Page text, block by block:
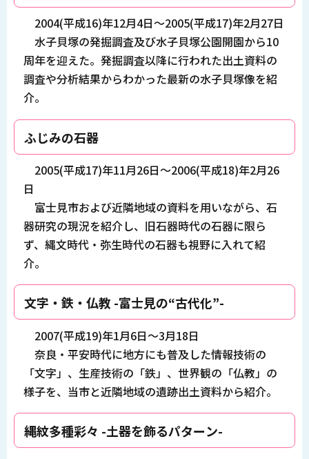
2004(平成16)年12月4日～2005(平成17)年2月27日
水子貝塚の発掘調査及び水子貝塚公園開園から10
周年を迎えた。発掘調査以降に行われた出土資料の
調査や分析結果からわかった最新の水子貝塚像を紹
介。
ふじみの石器
2005(平成17)年11月26日～2006(平成18)年2月26
日
富士見市および近隣地域の資料を用いながら、石
器研究の現況を紹介し、旧石器時代の石器に限ら
ず、縄文時代・弥生時代の石器も視野に入れて紹
介。
文字・鉄・仏教 -富士見の“古代化”-
2007(平成19)年1月6日～3月18日
奈良・平安時代に地方にも普及した情報技術の
「文字」、生産技術の「鉄」、世界観の「仏教」の
様子を、当市と近隣地域の遺跡出土資料から紹介。
縄紋多種彩々 -土器を飾るパターン-